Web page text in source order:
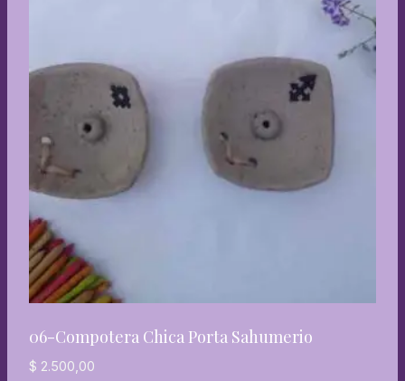
06-Compotera Chica Porta Sahumerio
$ 2.500,00